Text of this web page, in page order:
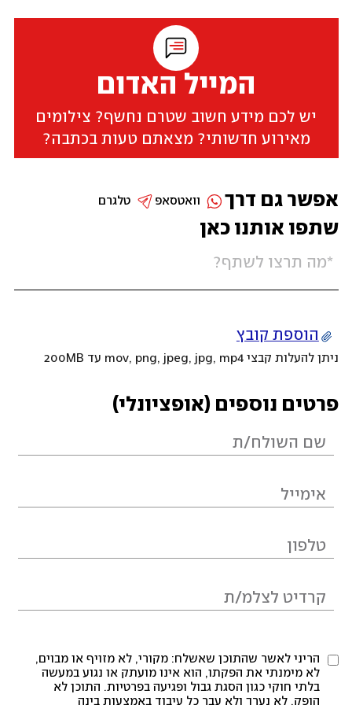
המייל האדום
יש לכם מידע חשוב שטרם נחשף? צילומים
מאירוע חדשותי? מצאתם טעות בכתבה?
שתפו אותנו כאן
הוספת קובץ
ניתן להעלות קבצי mov, png, jpeg, jpg, mp4 עד 200MB
פרטים נוספים (אופציונלי)
הריני לאשר שהתוכן שאשלח: מקורי, לא מזויף או מבוים,
לא מימנתי את הפקתו, הוא אינו מועתק או נגוע במעשה
בלתי חוקי כגון הסגת גבול ופגיעה בפרטיות. התוכן לא
הופק, לא נערך ולא עבר כל עיבוד באמצעות בינה
אפשר גם דרך טלגרם וואטסאפ